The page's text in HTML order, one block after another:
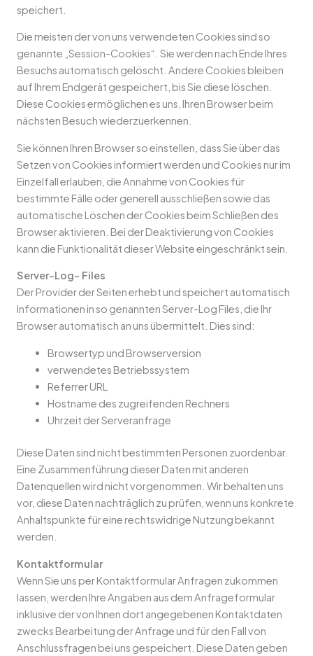
speichert.
Die meisten der von uns verwendeten Cookies sind so
genannte „Session-Cookies“. Sie werden nach Ende Ihres
Besuchs automatisch gelöscht. Andere Cookies bleiben
auf Ihrem Endgerät gespeichert, bis Sie diese löschen.
Diese Cookies ermöglichen es uns, Ihren Browser beim
nächsten Besuch wiederzuerkennen.
Sie können Ihren Browser so einstellen, dass Sie über das
Setzen von Cookies informiert werden und Cookies nur im
Einzelfall erlauben, die Annahme von Cookies für
bestimmte Fälle oder generell ausschließen sowie das
automatische Löschen der Cookies beim Schließen des
Browser aktivieren. Bei der Deaktivierung von Cookies
kann die Funktionalität dieser Website eingeschränkt sein.
Server-Log- Files
Der Provider der Seiten erhebt und speichert automatisch
Informationen in so genannten Server-Log Files, die Ihr
Browser automatisch an uns übermittelt. Dies sind:
Browsertyp und Browserversion
verwendetes Betriebssystem
Referrer URL
Hostname des zugreifenden Rechners
Uhrzeit der Serveranfrage
Diese Daten sind nicht bestimmten Personen zuordenbar.
Eine Zusammenführung dieser Daten mit anderen
Datenquellen wird nicht vorgenommen. Wir behalten uns
vor, diese Daten nachträglich zu prüfen, wenn uns konkrete
Anhaltspunkte für eine rechtswidrige Nutzung bekannt
werden.
Kontaktformular
Wenn Sie uns per Kontaktformular Anfragen zukommen
lassen, werden Ihre Angaben aus dem Anfrageformular
inklusive der von Ihnen dort angegebenen Kontaktdaten
zwecks Bearbeitung der Anfrage und für den Fall von
Anschlussfragen bei uns gespeichert. Diese Daten geben